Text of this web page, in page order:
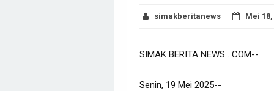
simakberitanews Mei 18,
SIMAK BERITA NEWS . COM--
Senin, 19 Mei 2025--